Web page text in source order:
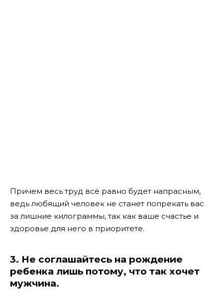
Причем весь труд всё равно будет напрасным,
ведь любящий человек не станет попрекать вас
за лишние килограммы, так как ваше счастье и
здоровье для него в приоритете.
3. Не соглашайтесь на рождение
ребенка лишь потому, что так хочет
мужчина.